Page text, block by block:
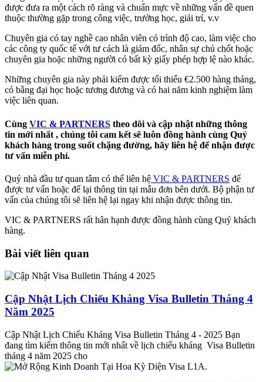
được đưa ra một cách rõ ràng và chuẩn mực về những vấn đề quen
thuộc thường gặp trong công việc, trưởng học, giải trí, v.v
Chuyên gia có tay nghề cao nhân viên có trình độ cao, làm việc cho
các công ty quốc tế với tư cách là giám đốc, nhân sự chủ chốt hoặc
chuyên gia hoặc những người có bất kỳ giấy phép hợp lệ nào khác.
Những chuyên gia này phải kiếm được tối thiểu €2.500 hàng tháng,
có bằng đại học hoặc tương đương và có hai năm kinh nghiệm làm
việc liên quan.
Cùng VIC & PARTNERS theo dõi và cập nhật những thông
tin mới nhất , chúng tôi cam kết sẽ luôn đồng hành cùng Quý
khách hàng trong suốt chặng đường, hãy liên hệ để nhận được
tư vấn miễn phí.
Quý nhà đầu tư quan tâm có thể liên hệ VIC & PARTNERS để
được tư vấn hoặc để lại thông tin tại mẫu đơn bên dưới. Bộ phận tư
vấn của chúng tôi sẽ liên hệ lại ngay khi nhận được thông tin.
VIC & PARTNERS rất hân hạnh được đồng hành cùng Quý khách
hàng.
Bài viết liên quan
Cập Nhật Lịch Chiếu Kháng Visa Bulletin Tháng 4
Năm 2025
Cập Nhật Lịch Chiếu Kháng Visa Bulletin Tháng 4 - 2025 Bạn
đang tìm kiếm thông tin mới nhất về lịch chiếu kháng Visa Bulletin
tháng 4 năm 2025 cho